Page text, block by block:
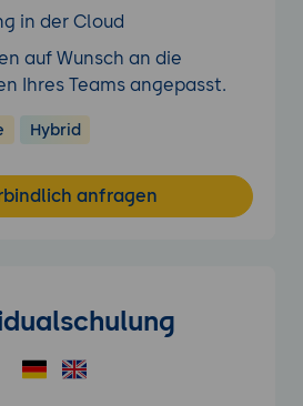
in der Cloud
auf Wunsch an die
Ihres Teams angepasst.
Hybrid
anfragen